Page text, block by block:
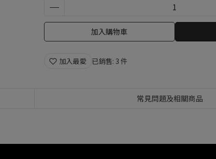
加入購物車
加入最愛 已銷售: 3 件
常見問題及相關商品